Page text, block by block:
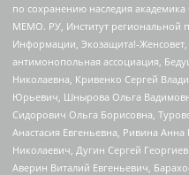
по сохранению наследия
МЕМО. РУ, Институт региональной
Информации, Экозащита!-
антимонопольная ассоциация,
Николаевна, Кривенко Сергей
Юрьевич, Шнырова Ольга
Сидорович Ольга Борисовна,
Анастасия Евгеньевна, Ривина
Николаевич, Дугин Сергей
Аверин Виталий Евгеньевич,